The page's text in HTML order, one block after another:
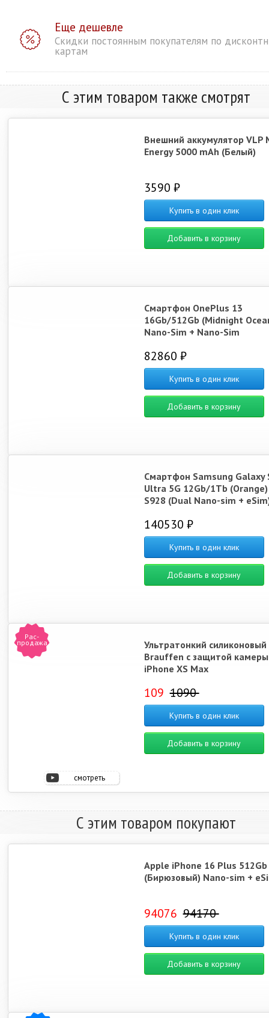
Еще дешевле
Скидки постоянным покупателям по
картам
С этим товаром также смотрят
Внешний аккумулятор VLP
Energy 5000 mAh (Белый)
3590 ₽
Купить в один клик
Добавить в корзину
Смартфон OnePlus 13
16Gb/512Gb (Midnight
Nano-Sim + Nano-Sim
82860 ₽
Купить в один клик
Добавить в корзину
Смартфон Samsung Galaxy
Ultra 5G 12Gb/1Tb (Orange)
S928 (Dual Nano-sim +
140530 ₽
Купить в один клик
Добавить в корзину
Рас-
продажа
смотреть
видео
Ультратонкий силиконовый
Brauffen с защитой
iPhone XS Max
109 1090
Купить в один клик
Добавить в корзину
С этим товаром покупают
Apple iPhone 16 Plus
(Бирюзовый) Nano-sim +
94076 94170
Купить в один клик
Добавить в корзину